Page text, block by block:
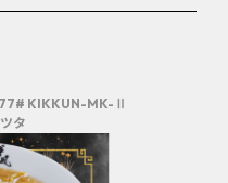
# KIKKUN-MK-Ⅱ
タ